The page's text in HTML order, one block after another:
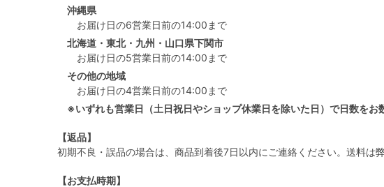
沖縄県
お届け日の6営業日前の14:00まで
北海道・東北・九州・山口県下関市
お届け日の5営業日前の14:00まで
その他の地域
お届け日の4営業日前の14:00まで
※いずれも営業日（土日祝日やショップ休業日を除いた日）で日数をお
【返品】
初期不良・誤品の場合は、商品到着後7日以内にご連絡ください。送料は
【お支払時期】